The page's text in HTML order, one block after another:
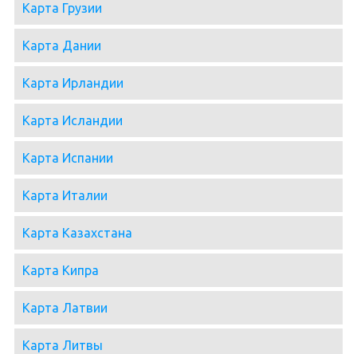
Карта Грузии
Карта Дании
Карта Ирландии
Карта Исландии
Карта Испании
Карта Италии
Карта Казахстана
Карта Кипра
Карта Латвии
Карта Литвы